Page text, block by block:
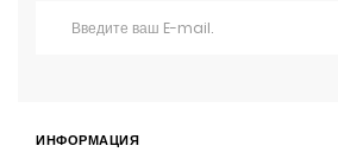
ИНФОРМАЦИЯ